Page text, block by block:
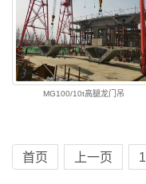
MG100/10t高腿龙门吊
首页 上一页 1